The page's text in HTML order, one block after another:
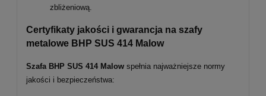
zbliżeniową.
Certyfikaty jakości i gwarancja na szafy
metalowe BHP SUS 414 Malow
Szafa BHP SUS 414 Malow spełnia najważniejsze normy
jakości i bezpieczeństwa: